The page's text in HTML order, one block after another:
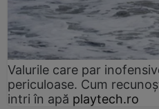
Valurile care par
periculoase. Cum
intri în apă playtech.ro